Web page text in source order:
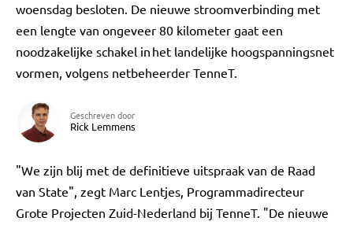
woensdag besloten. De nieuwe stroomverbinding met
een lengte van ongeveer 80 kilometer gaat een
noodzakelijke schakel in het landelijke hoogspanningsnet
vormen, volgens netbeheerder TenneT.
Geschreven door
Rick Lemmens
"We zijn blij met de definitieve uitspraak van de Raad
van State", zegt Marc Lentjes, Programmadirecteur
Grote Projecten Zuid-Nederland bij TenneT. "De nieuwe